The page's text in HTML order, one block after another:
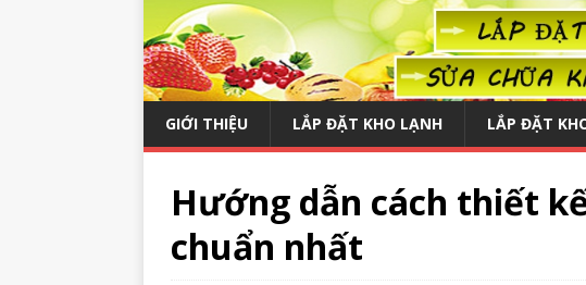
GIỚI THIỆU LẮP ĐẶT KHO LẠNH LẮP ĐẶT
Hướng dẫn cách thiết
chuẩn nhất